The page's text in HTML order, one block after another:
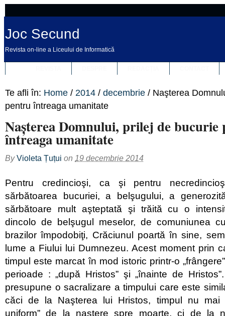
Joc Secund
Revista on-line a Liceului de Informatică
Te afli în: Home / 2014 / decembrie / Naşterea
pentru întreaga umanitate
Naşterea Domnului, prilej de bucurie
întreaga umanitate
ByVioleta Țuțui on 19 decembrie 2014
Pentru credincioşi, ca şi pentru
sărbătoarea bucuriei, a belşugului, a
sărbătoare mult aşteptată şi trăită cu o
dincolo de belşugul meselor, de comuniunea
brazilor împodobiţi, Crăciunul poartă în sine,
lume a Fiului lui Dumnezeu. Acest moment prin
timpul este marcat în mod istoric printr-o
perioade : „după Hristos” şi „înainte de
presupune o sacralizare a timpului care este
căci de la Naşterea lui Hristos, timpul nu mai
uniform” de la naştere spre moarte, ci de la